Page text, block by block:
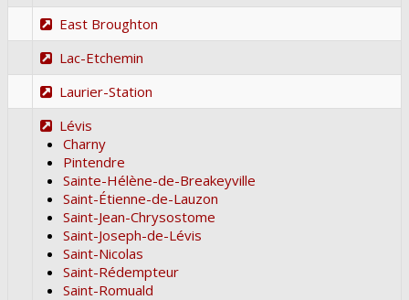
East Broughton
Lac-Etchemin
Laurier-Station
Lévis
Charny
Pintendre
Sainte-Hélène-de-Breakeyville
Saint-Étienne-de-Lauzon
Saint-Jean-Chrysostome
Saint-Joseph-de-Lévis
Saint-Nicolas
Saint-Rédempteur
Saint-Romuald